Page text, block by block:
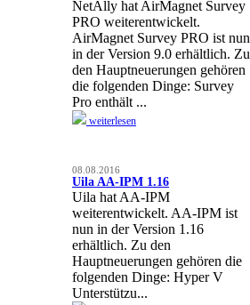
NetAlly hat AirMagnet Survey
PRO weiterentwickelt.
AirMagnet Survey PRO ist nun
in der Version 9.0 erhältlich. Zu
den Hauptneuerungen gehören
die folgenden Dinge: Survey
Pro enthält ...
weiterlesen
08.08.2016
Uila AA-IPM 1.16
Uila hat AA-IPM
weiterentwickelt. AA-IPM ist
nun in der Version 1.16
erhältlich. Zu den
Hauptneuerungen gehören die
folgenden Dinge: Hyper V
Unterstützu...